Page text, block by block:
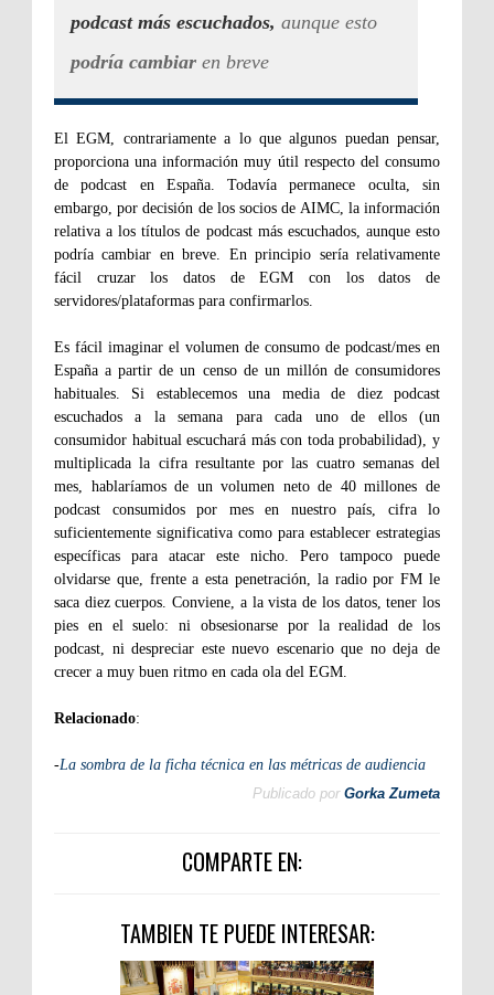
podcast más escuchados, aunque esto
podría cambiar en breve
El EGM, contrariamente a lo que algunos puedan pensar,
proporciona una información muy útil respecto del consumo
de podcast en España. Todavía permanece oculta, sin
embargo, por decisión de los socios de AIMC, la información
relativa a los títulos de podcast más escuchados, aunque esto
podría cambiar en breve. En principio sería relativamente
fácil cruzar los datos de EGM con los datos de
servidores/plataformas para confirmarlos.
Es fácil imaginar el volumen de consumo de podcast/mes en
España a partir de un censo de un millón de consumidores
habituales. Si establecemos una media de diez podcast
escuchados a la semana para cada uno de ellos (un
consumidor habitual escuchará más con toda probabilidad), y
multiplicada la cifra resultante por las cuatro semanas del
mes, hablaríamos de un volumen neto de 40 millones de
podcast consumidos por mes en nuestro país, cifra lo
suficientemente significativa como para establecer estrategias
específicas para atacar este nicho. Pero tampoco puede
olvidarse que, frente a esta penetración, la radio por FM le
saca diez cuerpos. Conviene, a la vista de los datos, tener los
pies en el suelo: ni obsesionarse por la realidad de los
podcast, ni despreciar este nuevo escenario que no deja de
crecer a muy buen ritmo en cada ola del EGM.
Relacionado:
-La sombra de la ficha técnica en las métricas de audiencia
Publicado por Gorka Zumeta
COMPARTE EN:
TAMBIEN TE PUEDE INTERESAR: